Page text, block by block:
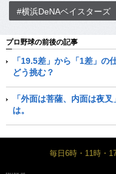
#横浜DeNAベイスターズ
プロ野球の前後の記事
「19.5差」から「1差」の
どう挑む？
「外面は菩薩、内面は夜
は。
毎日6時・11時・